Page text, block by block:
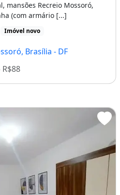
mansões Recreio Mossoró,
(com armário [...]
Imóvel novo
Brasília - DF